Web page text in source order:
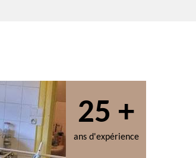
25 +
ans d'expérience